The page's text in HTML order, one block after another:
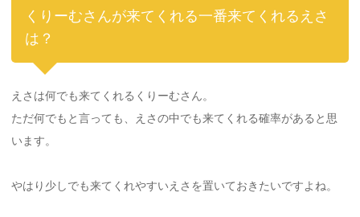
くりーむさんが来てくれる一番来てくれるえさ
は？
えさは何でも来てくれるくりーむさん。
ただ何でもと言っても、えさの中でも来てくれる確率があると思
います。
やはり少しでも来てくれやすいえさを置いておきたいですよね。